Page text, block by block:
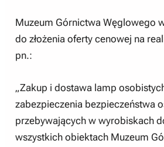
Muzeum Górnictwa Węglowego
do złożenia oferty cenowej na
pn.:
„Zakup i dostawa lamp
zabezpieczenia bezpieczeństwa
przebywających w wyrobiskach
wszystkich obiektach Muzeum